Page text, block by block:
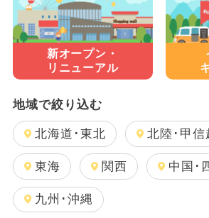
新オープン・
リニューアル
地域で絞り込む
北海道･東北 北陸･甲信
東海 関西 中国･
九州･沖縄